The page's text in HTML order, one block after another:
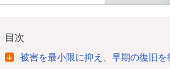
目次
被害を最小限に抑え、早期の復旧を